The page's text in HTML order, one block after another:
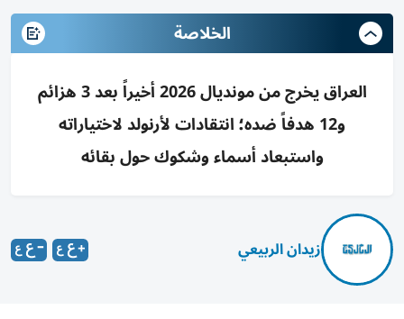
الخلاصة
العراق يخرج من مونديال 2026 أخيراً بعد 3 هزائم
و12 هدفاً ضده؛ انتقادات لأرنولد لاختياراته
واستبعاد أسماء وشكوك حول بقائه
زيدان الربيعي